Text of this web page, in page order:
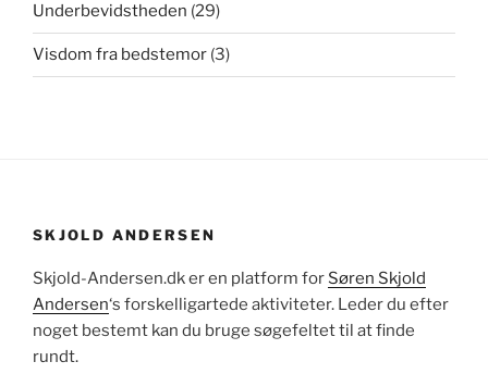
Underbevidstheden (29)
Visdom fra bedstemor (3)
SKJOLD ANDERSEN
Skjold-Andersen.dk er en platform for Søren Skjold
Andersen‘s forskelligartede aktiviteter. Leder du efter
noget bestemt kan du bruge søgefeltet til at finde
rundt.